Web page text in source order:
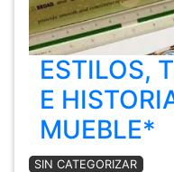
ESTILOS,
E
MUEBLE*
SIN CATEGORIZAR